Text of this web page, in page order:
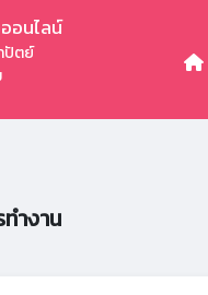
อนไลน์
ปัตย์
ำงาน